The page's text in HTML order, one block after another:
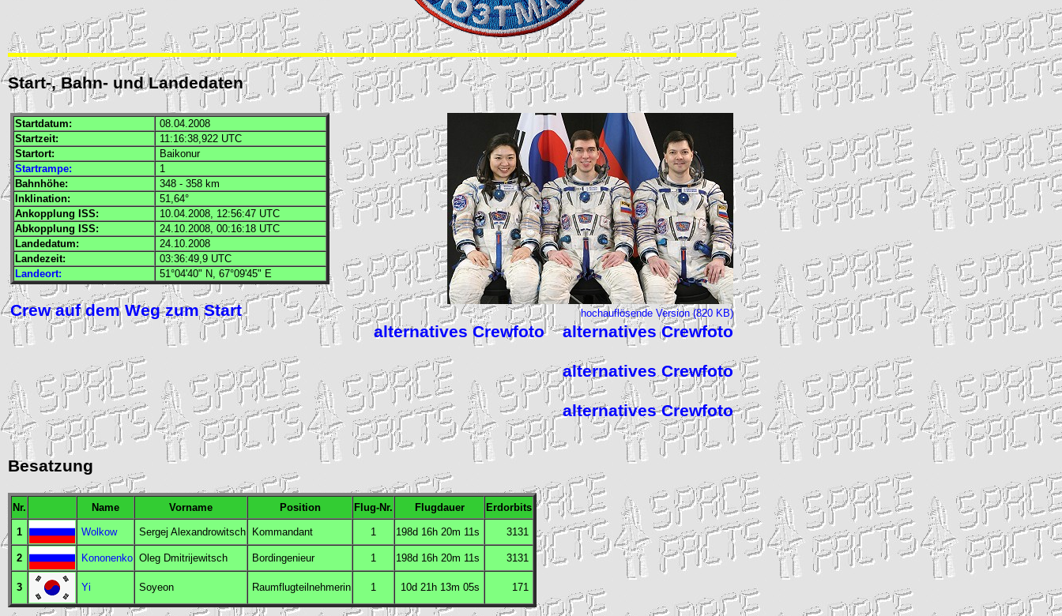
Start-, Bahn- und Landedaten
Startdatum:
08.04.2008
Startzeit:
11:16:38,922 UTC
Startort:
Baikonur
Startrampe:
1
Bahnhöhe:
348 - 358 km
Inklination:
51,64°
Ankopplung ISS: 10.04.2008, 12:56:47 UTC
Abkopplung ISS: 24.10.2008, 00:16:18 UTC
Landedatum:
24.10.2008
Landezeit:
03:36:49,9 UTC
Landeort:
51°04'40" N, 67°09'45" E
Crew auf dem Weg zum Start hochauflösende Version (820 KB)
alternatives Crewfoto alternatives Crewfoto
alternatives Crewfoto
alternatives Crewfoto
Besatzung
Nr. Name Vorname Position Flug-Nr. Flugdauer Erdorbits
1 Wolkow Sergej Alexandrowitsch Kommandant 1 198d 16h 20m 11s 3131
2 Kononenko Oleg Dmitrijewitsch Bordingenieur 1 198d 16h 20m 11s 3131
3 Yi Soyeon Raumflugteilnehmerin 1 10d 21h 13m 05s 171